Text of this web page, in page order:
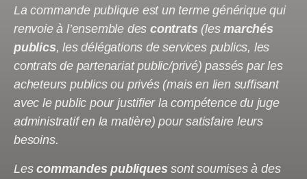
La commande publique est un terme générique qui
renvoie à l’ensemble descontrats (lesmarchés
publics, les délégations de services publics, les
contrats de partenariat public/privé) passés par les
acheteurs publics ou privés (mais en lien suffisant
avec le public pour justifier la compétence du juge
administratif en la matière) pour satisfaire leurs
besoins.
Lescommandes publiques sont soumises à des